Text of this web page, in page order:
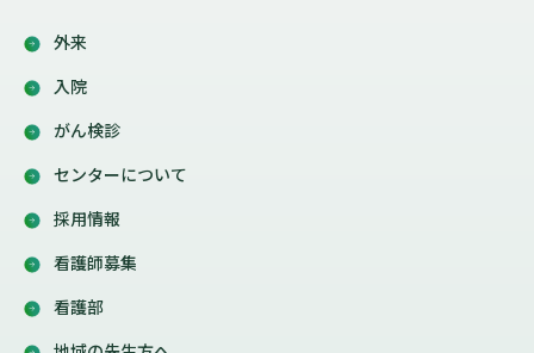
外来
入院
がん検診
センターについて
採用情報
看護師募集
看護部